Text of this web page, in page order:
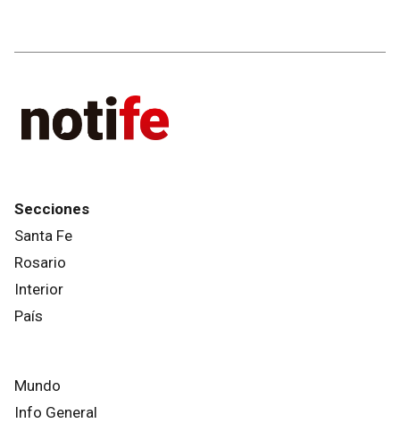
Secciones
Santa Fe
Rosario
Interior
País
Mundo
Info General